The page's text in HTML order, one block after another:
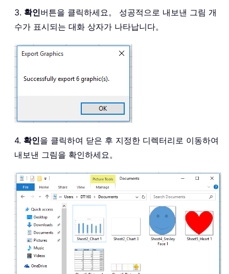
3. 확인버튼을 클릭하세요。 성공적으로 내보낸 그림 개
수가 표시되는 대화 상자가 나타납니다。
4. 확인을 클릭하여 닫은 후 지정한 디렉터리로 이동하여
내보낸 그림을 확인하세요。